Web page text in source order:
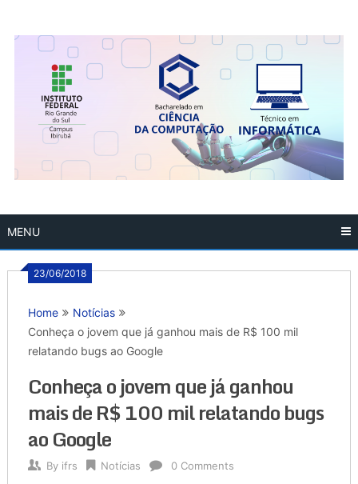
MENU
23/06/2018
Home
Notícias
Conheça o jovem que já ganhou mais de R$ 100 mil
relatando bugs ao Google
Conheça o jovem que já ganhou
mais de R$ 100 mil relatando bugs
ao Google
By ifrs Notícias 0 Comments